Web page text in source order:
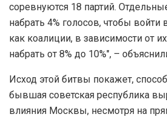
соревнуются 18 партий.
набрать 4% голосов, чтобы войти
как коалиции, в зависимости от
набрать от 8% до 10%", –
Исход этой битвы покажет,
бывшая советская республика
влияния Москвы, несмотря на